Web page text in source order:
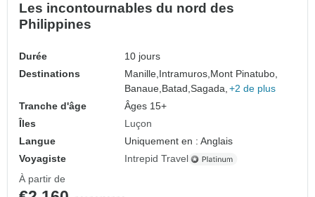
Les incontournables du nord des
Philippines
Durée
10 jours
Destinations
Manille, Intramuros, Mont Pinatubo,
Banaue, Batad,Sagada, +2 de plus
Tranche d'âge
Âges 15+
Îles
Luçon
Langue
Uniquement en : Anglais
Voyagiste
Intrepid Travel
À partir de